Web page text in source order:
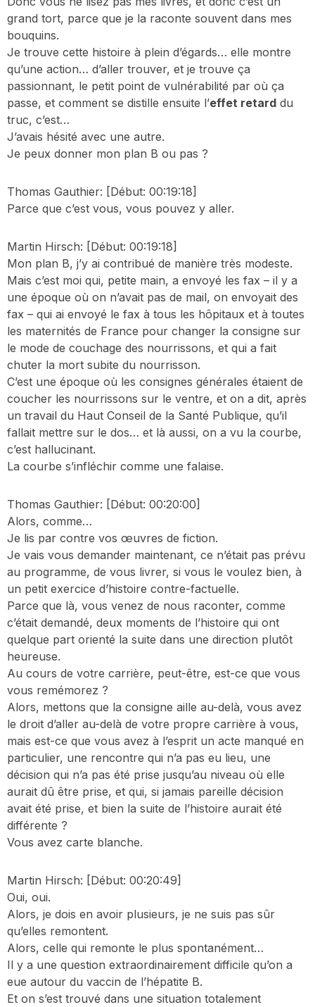
grand tort, parce que je la raconte souvent dans mes
bouquins.
Je trouve cette histoire à plein d’égards… elle montre
qu’une action… d’aller trouver, et je trouve ça
passionnant, le petit point de vulnérabilité par où ça
passe, et comment se distille ensuite l’effet retard du
truc, c’est…
J’avais hésité avec une autre.
Je peux donner mon plan B ou pas ?
Thomas Gauthier: [Début: 00:19:18]
Parce que c’est vous, vous pouvez y aller.
Martin Hirsch: [Début: 00:19:18]
Mon plan B, j’y ai contribué de manière très modeste.
Mais c’est moi qui, petite main, a envoyé les fax – il y a
une époque où on n’avait pas de mail, on envoyait des
fax – qui ai envoyé le fax à tous les hôpitaux et à toutes
les maternités de France pour changer la consigne sur
le mode de couchage des nourrissons, et qui a fait
chuter la mort subite du nourrisson.
C’est une époque où les consignes générales étaient de
coucher les nourrissons sur le ventre, et on a dit, après
un travail du Haut Conseil de la Santé Publique, qu’il
fallait mettre sur le dos… et là aussi, on a vu la courbe,
c’est hallucinant.
La courbe s’infléchir comme une falaise.
Thomas Gauthier: [Début: 00:20:00]
Alors, comme…
Je lis par contre vos œuvres de fiction.
Je vais vous demander maintenant, ce n’était pas prévu
au programme, de vous livrer, si vous le voulez bien, à
un petit exercice d’histoire contre-factuelle.
Parce que là, vous venez de nous raconter, comme
c’était demandé, deux moments de l’histoire qui ont
quelque part orienté la suite dans une direction plutôt
heureuse.
Au cours de votre carrière, peut-être, est-ce que vous
vous remémorez ?
Alors, mettons que la consigne aille au-delà, vous avez
le droit d’aller au-delà de votre propre carrière à vous,
mais est-ce que vous avez à l’esprit un acte manqué en
particulier, une rencontre qui n’a pas eu lieu, une
décision qui n’a pas été prise jusqu’au niveau où elle
aurait dû être prise, et qui, si jamais pareille décision
avait été prise, et bien la suite de l’histoire aurait été
différente ?
Vous avez carte blanche.
Martin Hirsch: [Début: 00:20:49]
Oui, oui.
Alors, je dois en avoir plusieurs, je ne suis pas sûr
qu’elles remontent.
Alors, celle qui remonte le plus spontanément…
Il y a une question extraordinairement difficile qu’on a
eue autour du vaccin de l’hépatite B.
Et on s’est trouvé dans une situation totalement